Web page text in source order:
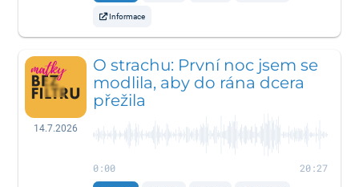
Informace
14.7.2026
O strachu: První noc jsem se
modlila, aby do rána dcera
přežila
0:00 20:27